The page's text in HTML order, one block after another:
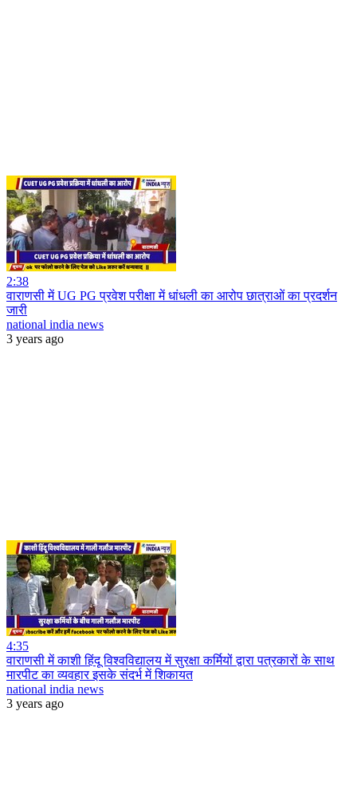
2:38
वाराणसी में UG PG प्रवेश परीक्षा में धांधली का आरोप छात्राओं का प्रदर्शन
जारी
national india news
3 years ago
4:35
वाराणसी में काशी हिंदू विश्वविद्यालय में सुरक्षा कर्मियों द्वारा पत्रकारों के साथ
मारपीट का व्यवहार इसके संदर्भ में शिकायत
national india news
3 years ago